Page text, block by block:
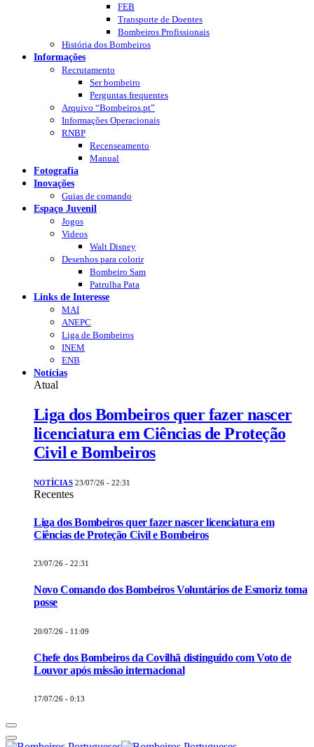
FEB
Transporte de Doentes
Bombeiros Profissionais
História dos Bombeiros
Informações
Recrutamento
Ser bombeiro
Perguntas frequentes
Arquivo “Bombeiros.pt”
Informações Operacionais
RNBP
Recenseamento
Manual
Fotografia
Inovações
Guias de comando
Espaço Juvenil
Jogos
Videos
Walt Disney
Desenhos para colorir
Bombeiro Sam
Patrulha Pata
Links de Interesse
MAI
ANEPC
Liga de Bombeiros
INEM
ENB
Notícias
Atual
Liga dos Bombeiros quer fazer nascer
licenciatura em Ciências de Proteção
Civil e Bombeiros
NOTÍCIAS 23/07/26 - 22:31
Recentes
Liga dos Bombeiros quer fazer nascer licenciatura em
Ciências de Proteção Civil e Bombeiros
23/07/26 - 22:31
Novo Comando dos Bombeiros Voluntários de Esmoriz toma
posse
20/07/26 - 11:09
Chefe dos Bombeiros da Covilhã distinguido com Voto de
Louvor após missão internacional
17/07/26 - 0:13